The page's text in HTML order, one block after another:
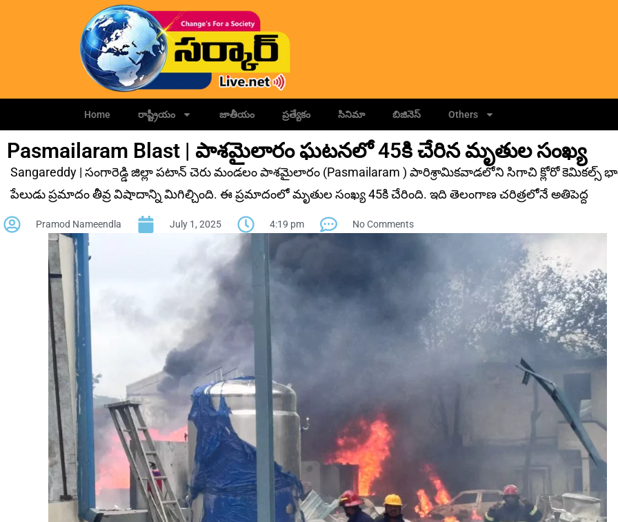
Home రాష్ట్రీయం జాతీయం ప్రత్యేకం సినిమా బిజినెస్ Others
Pasmailaram Blast | పాశ‌మైలారం ఘ‌ట‌న‌లో 45కి చేరిన మృతుల సంఖ్య
Sangareddy | సంగారెడ్డి జిల్లా పటాన్ చెరు మండలం పాశమైలారం (Pasmailaram ) పారిశ్రామికవాడలోని సిగాచి క్లోరో కెమికల్స్
పేలుడు ప్రమాదం తీవ్ర విషాదాన్ని మిగిల్చింది. ఈ ప్రమాదంలో మృతుల సంఖ్య 45కి చేరింది. ఇది తెలంగాణ చరిత్రలోనే అతిపెద్ద
Pramod Nameendla July 1, 2025 4:19 pm No Comments